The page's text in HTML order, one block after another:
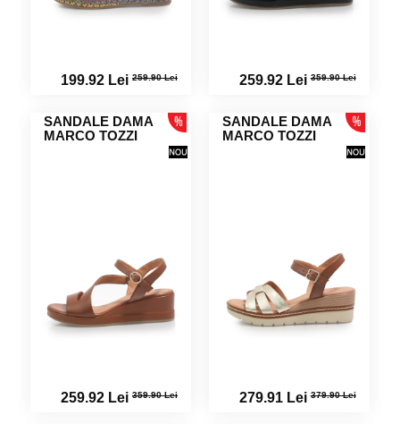
199.92 Lei 259.90 Lei 259.92 Lei359.90 Lei
SANDALE DAMA
MARCO TOZZI
259.92 Lei 359.90 Lei
SANDALE DAMA
MARCO TOZZI
279.91 Lei379.90 Lei